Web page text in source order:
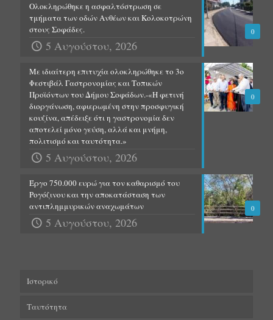
0
Ολοκληρώθηκε η ασφαλτόστρωση σε
τμήματα των οδών Ανθέων και Κολοκοτρώνη
στους Σοφάδες.
5 Αυγούστου, 2026
0
Με ιδιαίτερη επιτυχία ολοκληρώθηκε το 3ο
Φεστιβάλ Γαστρονομίας και Τοπικών
Προϊόντων του Δήμου Σοφάδων.-«Η φετινή
διοργάνωση, αφιερωμένη στην προσφυγική
κουζίνα, απέδειξε ότι η γαστρονομία δεν
αποτελεί μόνο γεύση, αλλά και μνήμη,
πολιτισμό και ταυτότητα.»
5 Αυγούστου, 2026
0
Έργο 750.000 ευρώ για τον καθαρισμό του
Ρογόζινου και την αποκατάσταση των
αντιπλημμυρικών αναχωμάτων
5 Αυγούστου, 2026
Ιστορικό
Ταυτότητα